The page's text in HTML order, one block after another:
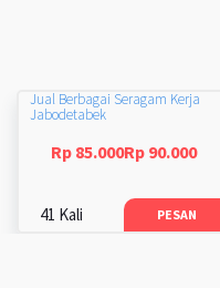
Jual Berbagai Seragam Kerja
Jabodetabek
Rp 85.000Rp 90.000
41 Kali PESAN